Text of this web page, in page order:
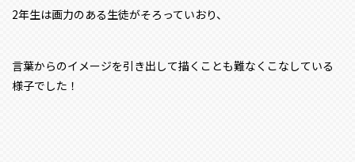
2年生は画力のある生徒がそろっていおり、
言葉からのイメージを引き出して描くことも難なくこなしている
様子でした！